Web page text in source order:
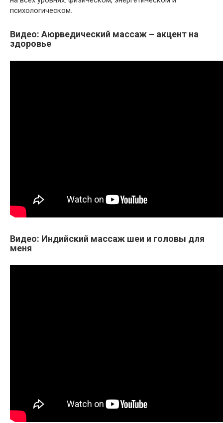
психологическом.
Видео: Аюрведический массаж – акцент на
здоровье
Видео: Индийский массаж шеи и головы для
меня